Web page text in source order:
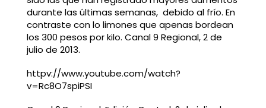
durante las últimas semanas, debido al frío. En
contraste con lo limones que apenas bordean
los 300 pesos por kilo. Canal 9 Regional, 2 de
julio de 2013.
httpv://www.youtube.com/watch?
v=Rc8O7spiPSI